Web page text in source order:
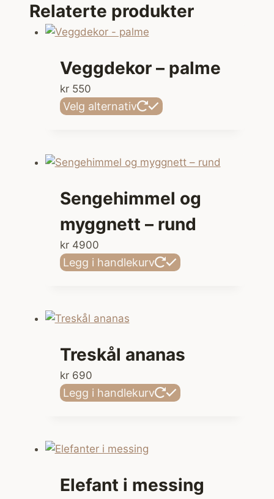
Relaterte produkter
Veggdekor – palme
kr550
Velg alternativ
Dette
varianter.
kan
velges
produktsiden
Sengehimmel og
myggnett – rund
kr4900
Legg i handlekurv
Treskål ananas
kr690
Legg i handlekurv
Elefant i messing